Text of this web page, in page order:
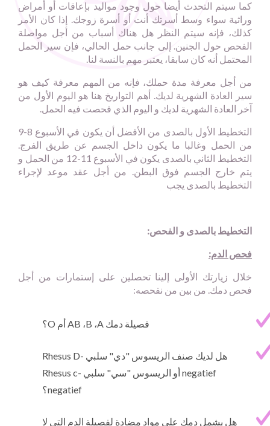
كما سيتم التحدث أيضا حول وجود مواليد بإعاقات أو أمراض
وراثية سواء وسط أسرتك أنت أو أسرة زوجك. إذا كان الأمر
كذلك، فإنه سيتم النظر هل هناك أسباب من أجل مواصلة
الفحص حول الجنين. إلى جانب حمل الحالي، فإن سير الحمل
المحتمل أنه كان سابقا، يعتبر مهم بالنسة لنا.
من أجل معرفة مدة حملك، فإنه من المهم معرفة كيف هو
سير العادة الشهرية لديك. أهم التواريخ هنا هو اليوم الأول من
آخر العادة الشهرية لديك و اليوم الذي فحصت فيه الحمل.
التخطيط الأول بالصدى من الأفضل أن يكون في الأسبوع 8-9
من الحمل وغالبا ما يكون داخل الجسم عن طريق الفرج.
التخطيط الثاني بالصدى يكون في الأسبوع 11-12 من الحمل و
يتم خارج الجسم فوق البطن. من أجل عقد موعد لإجراء
التخطيط بالصدى يجب
التخطيط بالصدى و الفحص:
فحص الدم:
خلال زيارتك الأولى إلينا تحصلين على إستمارات من أجل
فحص دمك. من بين من نفحصه:
فصيلة دمك A، B، ABأم O؟
هل لديك صنف الريسوس "دي" سلبي Rhesus D-
negatiefأو الريسوس "سي" سلبي Rhesus c-
negatief؟
هل يشمل دمك على مواد مضادة لفصيلة الدم التي لا